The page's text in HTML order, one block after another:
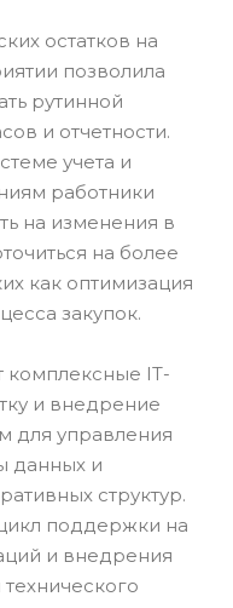
остатков на
позволила
рутинной
и отчетности.
учета и
работники
на изменения в
на более
как оптимизация
закупок.
комплексные IT-
и внедрение
для управления
данных и
структур.
поддержки на
и внедрения